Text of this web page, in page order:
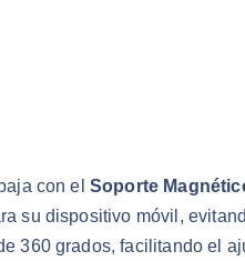
con el Soporte
su dispositivo móvil,
360 grados, facilitando el